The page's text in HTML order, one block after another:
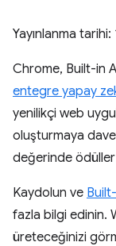
Yayınlanma tarihi:
Chrome, Built-in
entegre yapay
yenilikçi web
oluşturmaya
değerinde ödüller
Kaydolun ve
fazla bilgi edinin.
üreteceğinizi